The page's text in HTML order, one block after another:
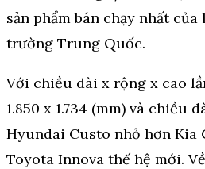
sản phẩm bán chạy nhất
trường Trung Quốc.
Với chiều dài x rộng x cao
1.850 x 1.734 (mm) và chiều
Hyundai Custo nhỏ hơn Kia
Toyota Innova thế hệ mới.